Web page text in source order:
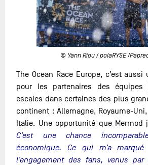
© Yann Riou / polaRYSE /
The Ocean Race Europe, c’est
pour les partenaires des équipes
escales dans certaines des plus
continent : Allemagne, Royaume-
Italie. Une opportunité que Mermod
C’est une chance
économique. Ce qui m’a marqué
l’engagement des fans, venus